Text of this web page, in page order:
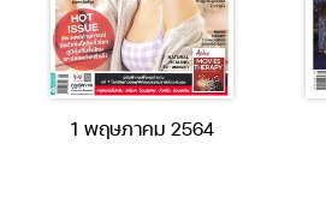
1 พฤษภาคม 2564